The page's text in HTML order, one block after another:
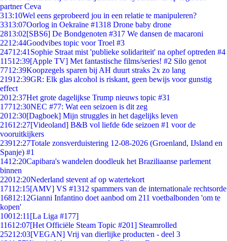
partner Ceva
313:10Wel eens geprobeerd jou in een relatie te manipuleren?
3313:07Oorlog in Oekraïne #1318 Drone baby drone
2813:02[SBS6] De Bondgenoten #317 We dansen de macaroni
2212:44Goodvibes topic voor Troel #3
24712:41 Sophie Straat mist 'publieke solidariteit' na ophef optreden #4
11512:39[Apple TV] Met fantastische films/series! #2 Silo genot
7712:39Koopzegels sparen bij AH duurt straks 2x zo lang
21912:39GR: Elk glas alcohol is riskant, geen bewijs voor gunstig
effect
2012:37Het grote dagelijkse Trump nieuws topic #31
17712:30NEC #77: Wat een seizoen is dit zeg
2012:30[Dagboek] Mijn struggles in het dagelijks leven
21612:27[Videoland] B&B vol liefde 6de seizoen #1 voor de
vooruitkijkers
23912:27Totale zonsverduistering 12-08-2026 (Groenland, IJsland en
Spanje) #1
1412:20Capibara's wandelen doodleuk het Braziliaanse parlement
binnen
22012:20Nederland stevent af op watertekort
17112:15[AMV] VS #1312 spammers van de internationale rechtsorde
16812:12Gianni Infantino doet aanbod om 211 voetbalbonden 'om te
kopen'
10012:11 [La Liga #177]
11612:07[Het Officiële Steam Topic #201] Steamrolled
25212:03[VEGAN] Vrij van dierlijke producten - deel 3